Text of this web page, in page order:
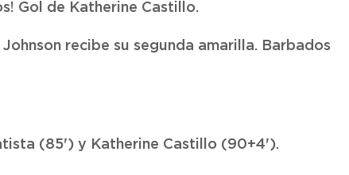
Gol de Katherine Castillo.
recibe su segunda amarilla. Barbados
(85') y Katherine Castillo (90+4').